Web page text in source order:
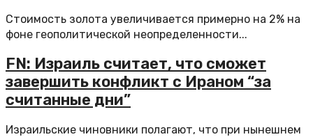
Стоимость золота увеличивается примерно на 2% на
фоне геополитической неопределенности...
FN: Израиль считает, что сможет
завершить конфликт с Ираном “за
считанные дни”
Израильские чиновники полагают, что при нынешнем